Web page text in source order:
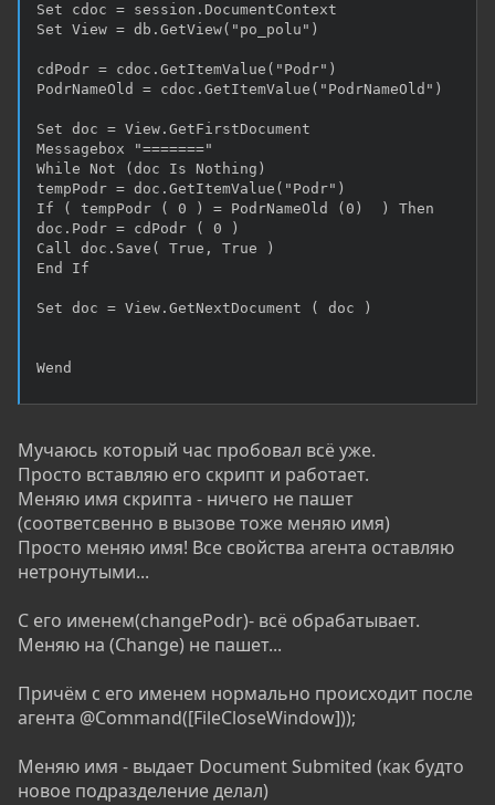
Set cdoc = session.DocumentContext
Set View = db.GetView("po_polu")
cdPodr = cdoc.GetItemValue("Podr")
PodrNameOld = cdoc.GetItemValue("PodrNameOld")
Set doc = View.GetFirstDocument
Messagebox "======="
While Not (doc Is Nothing)
tempPodr = doc.GetItemValue("Podr")
If ( tempPodr ( 0 ) = PodrNameOld (0)  ) Then
doc.Podr = cdPodr ( 0 )
Call doc.Save( True, True )
End If
Set doc = View.GetNextDocument ( doc )
Wend
Мучаюсь который час пробовал всё уже.
Просто вставляю его скрипт и работает.
Меняю имя скрипта - ничего не пашет
(соответсвенно в вызове тоже меняю имя)
Просто меняю имя! Все свойства агента оставляю
нетронутыми...
С его именем(changePodr)- всё обрабатывает.
Меняю на (Change) не пашет...
Причём с его именем нормально происходит после
агента @Command([FileCloseWindow]));
Меняю имя - выдает Document Submited (как будто
новое подразделение делал)